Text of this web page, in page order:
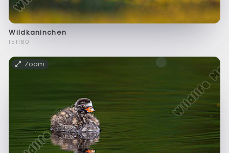
Wildkaninchen
f51160
Zoom